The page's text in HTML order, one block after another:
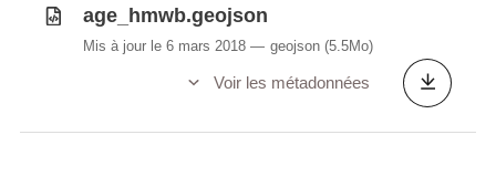
age_hmwb.geojson
Mis à jour le 6 mars 2018 geojson (5.5Mo)
Voir les métadonnées